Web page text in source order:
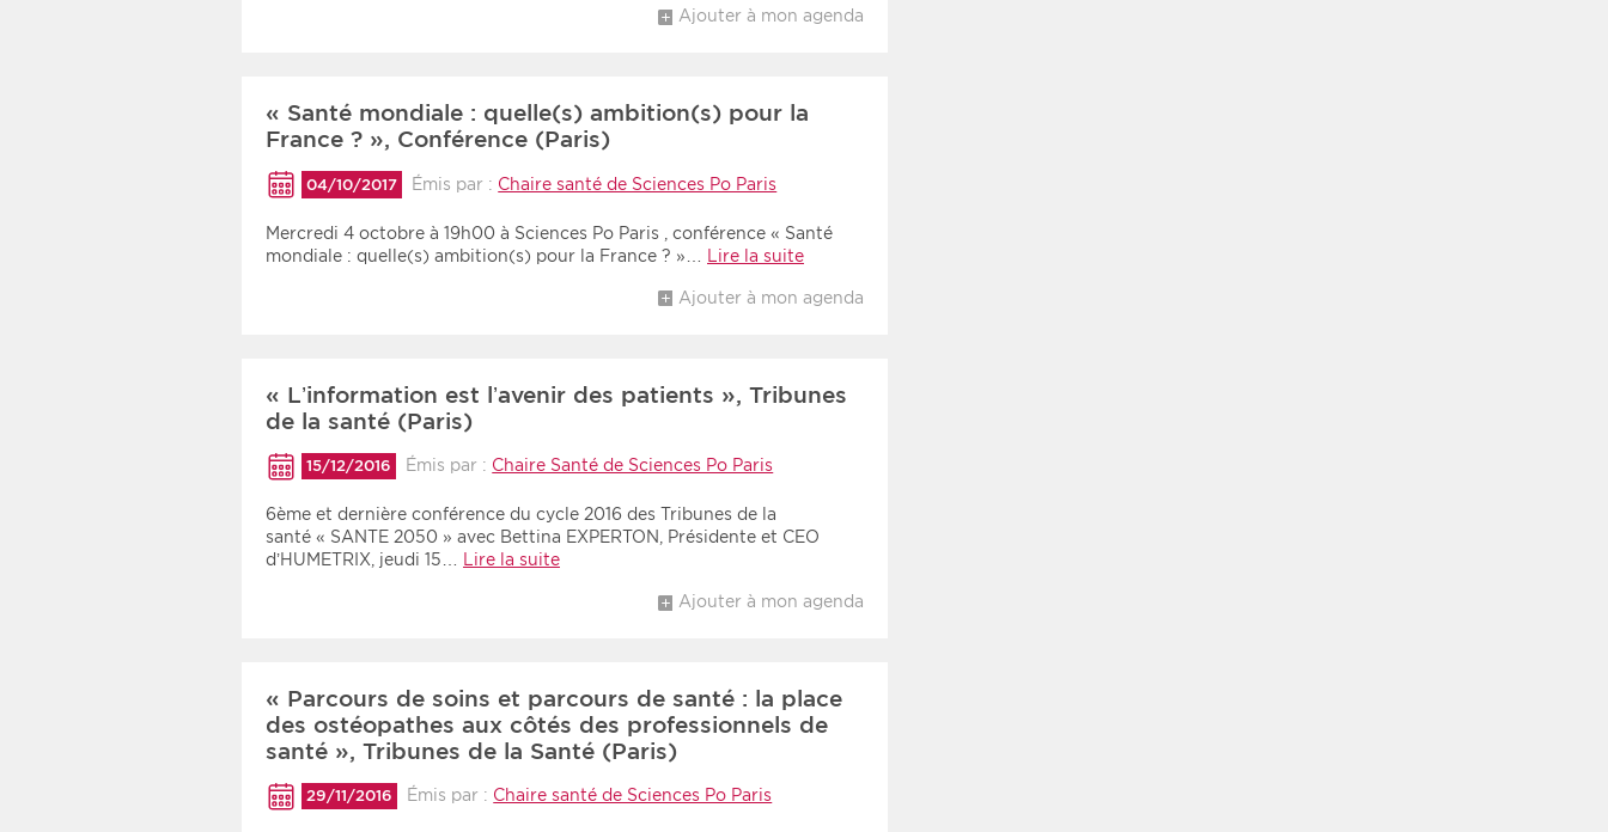
Ajouter à mon agenda
« Santé mondiale : quelle(s) ambition(s) pour la
France ? », Conférence (Paris)
04/10/2017 Émis par : Chaire santé de Sciences Po Paris
Mercredi 4 octobre à 19h00 à Sciences Po Paris , conférence « Santé
mondiale : quelle(s) ambition(s) pour la France ? »… Lire la suite
Ajouter à mon agenda
« L’information est l’avenir des patients », Tribunes
de la santé (Paris)
15/12/2016 Émis par : Chaire Santé de Sciences Po Paris
6ème et dernière conférence du cycle 2016 des Tribunes de la
santé « SANTE 2050 » avec Bettina EXPERTON, Présidente et CEO
d’HUMETRIX, jeudi 15…
Lire la suite
Ajouter à mon agenda
« Parcours de soins et parcours de santé : la place
des ostéopathes aux côtés des professionnels de
santé », Tribunes de la Santé (Paris)
29/11/2016 Émis par : Chaire santé de Sciences Po Paris